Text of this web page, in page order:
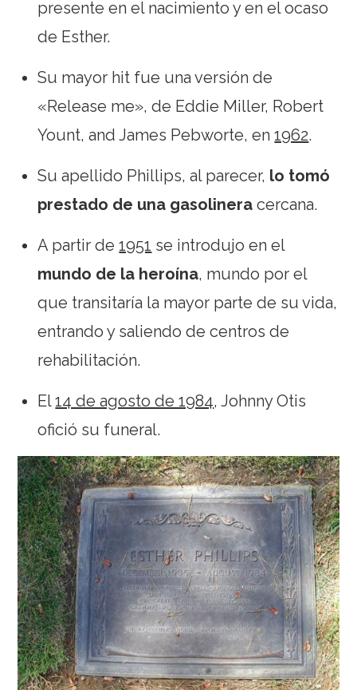
presente en el nacimiento y en el ocaso
de Esther.
Su mayor hit fue una versión de
«Release me», de Eddie Miller, Robert
Yount, and James Pebworte, en1962.
Su apellido Phillips, al parecer, lo tomó
prestado de una gasolinera cercana.
A partir de1951 se introdujo en el
mundo de la heroína, mundo por el
que transitaría la mayor parte de su vida,
entrando y saliendo de centros de
rehabilitación.
El14 de agosto de 1984, Johnny Otis
ofició su funeral.